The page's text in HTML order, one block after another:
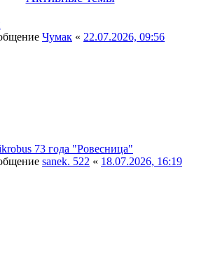
Чумак « 22.07.2026, 09:56
73 года "Ровесница"
sanek. 522 « 18.07.2026, 16:19